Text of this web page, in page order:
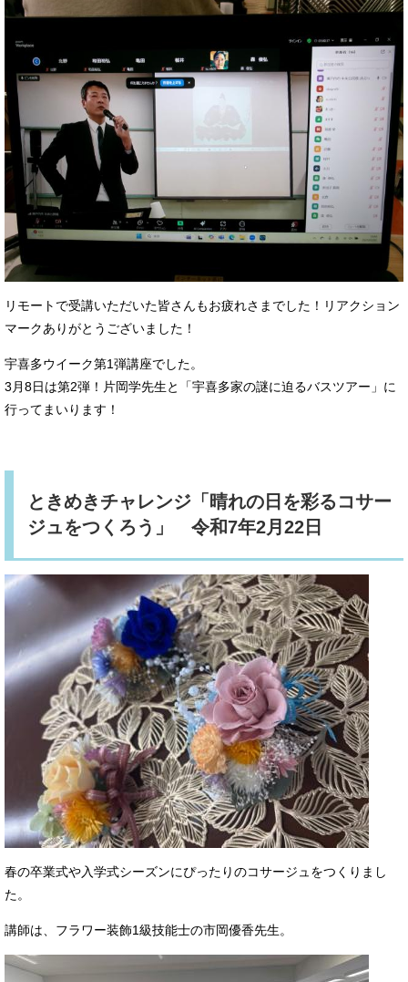
リモートで受講いただいた皆さんもお疲れさまでした！リアクション
マークありがとうございました！
宇喜多ウイーク第1弾講座でした。
3月8日は第2弾！片岡学先生と「宇喜多家の謎に迫るバスツアー」に
行ってまいります！
ときめきチャレンジ「晴れの日を彩るコサー
ジュをつくろう」 令和7年2月22日
春の卒業式や入学式シーズンにぴったりのコサージュをつくりまし
た。
講師は、フラワー装飾1級技能士の市岡優香先生。